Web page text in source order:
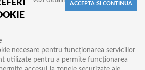
necesare pentru funcționarea serviciilor
utilizate pentru a permite funcționarea